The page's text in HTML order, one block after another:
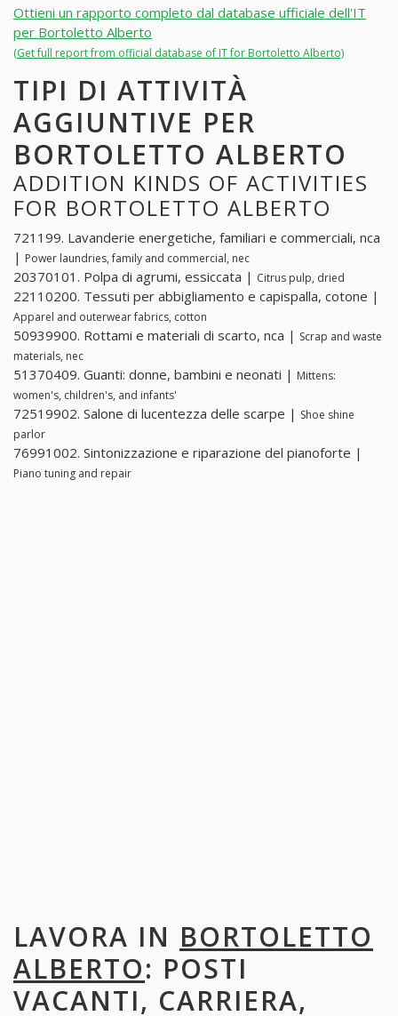
Ottieni un rapporto completo dal database ufficiale dell'IT
per Bortoletto Alberto
(Get full report from official database of IT for Bortoletto Alberto)
TIPI DI ATTIVITÀ
AGGIUNTIVE PER
BORTOLETTO ALBERTO
ADDITION KINDS OF ACTIVITIES
FOR BORTOLETTO ALBERTO
721199. Lavanderie energetiche, familiari e commerciali, nca
| Power laundries, family and commercial, nec
20370101. Polpa di agrumi, essiccata | Citrus pulp, dried
22110200. Tessuti per abbigliamento e capispalla, cotone |
Apparel and outerwear fabrics, cotton
50939900. Rottami e materiali di scarto, nca | Scrap and waste
materials, nec
51370409. Guanti: donne, bambini e neonati | Mittens:
women's, children's, and infants'
72519902. Salone di lucentezza delle scarpe | Shoe shine
parlor
76991002. Sintonizzazione e riparazione del pianoforte |
Piano tuning and repair
LAVORA IN BORTOLETTO
ALBERTO: POSTI
VACANTI, CARRIERA,